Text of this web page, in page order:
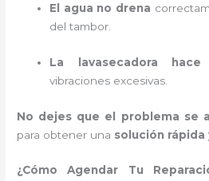
El agua no drena
del tambor.
La lavasecadora
vibraciones excesivas.
No dejes que el problema se
para obtener una solución rápida
¿Cómo Agendar Tu